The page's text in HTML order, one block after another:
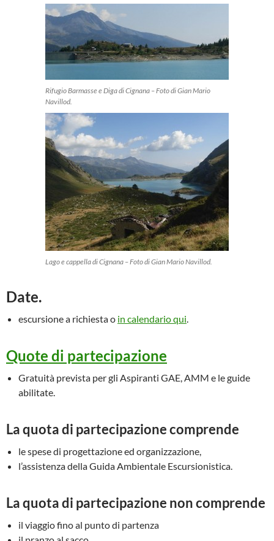
Rifugio Barmasse e Diga di Cignana – Foto di Gian Mario
Navillod.
Lago e cappella di Cignana – Foto di Gian Mario Navillod.
Date.
escursione a richiesta o in calendario qui.
Quote di partecipazione
Gratuità prevista per gli Aspiranti GAE, AMM e le guide
abilitate.
La quota di partecipazione comprende
le spese di progettazione ed organizzazione,
l’assistenza della Guida Ambientale Escursionistica.
La quota di partecipazione non comprende
il viaggio fino al punto di partenza